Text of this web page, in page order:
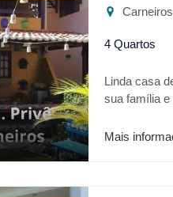
4 Quartos
Linda casa
sua família e
gourmet,
Mais